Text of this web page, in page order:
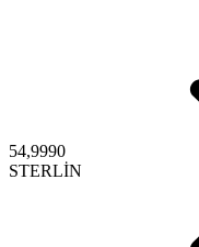
54,9990
STERLİN